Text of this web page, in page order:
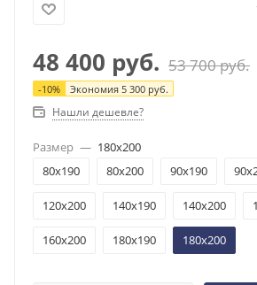
48 400 руб. 53 700руб.
-10% Экономия 5 300 руб.
Нашли дешевле?
Размер — 180x200
80x190
80x200 90x190
120x200 140x190 140x200
160x200 180x190 180x200